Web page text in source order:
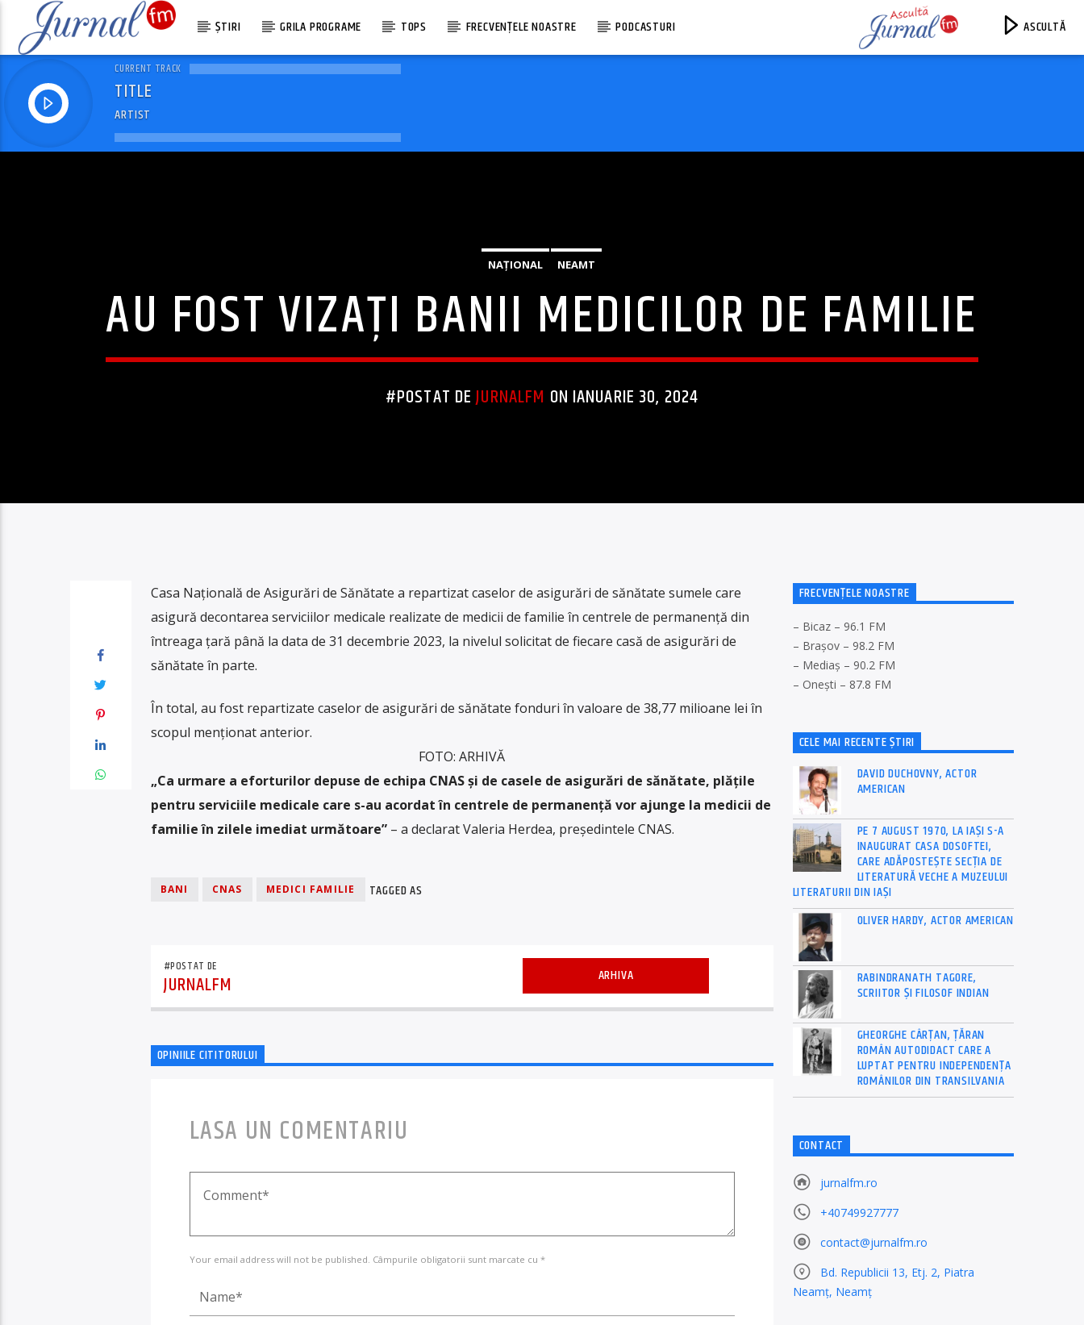
ȘTIRI GRILA PROGRAME TOPS FRECVENȚELE NOASTRE PODCASTURI ASCULTĂ
CURRENT TRACK
TITLE
ARTIST
NAȚIONAL NEAMT
AU FOST VIZAȚI BANII MEDICILOR DE FAMILIE
#POSTAT DEJURNALFM ON IANUARIE 30, 2024
Casa Națională de Asigurări de Sănătate a repartizat caselor de asigurări de sănătate sumele care
asigură decontarea serviciilor medicale realizate de medicii de familie în centrele de permanență din
întreaga țară până la data de 31 decembrie 2023, la nivelul solicitat de fiecare casă de asigurări de
sănătate în parte.
În total, au fost repartizate caselor de asigurări de sănătate fonduri în valoare de 38,77 milioane lei în
scopul menționat anterior.
FOTO: ARHIVĂ
„Ca urmare a eforturilor depuse de echipa CNAS și de casele de asigurări de sănătate, plățile
pentru serviciile medicale care s-au acordat în centrele de permanență vor ajunge la medicii de
familie în zilele imediat următoare” – a declarat Valeria Herdea, președintele CNAS.
TAGGED AS
BANI CNAS MEDICI FAMILIE
#POSTAT DE
JURNALFM ARHIVA
OPINIILE CITITORULUI
LASA UN COMENTARIU
Your email address will not be published. Câmpurile obligatorii sunt marcate cu *
FRECVENȚELE NOASTRE
– Bicaz – 96.1 FM
– Brașov – 98.2 FM
– Mediaș – 90.2 FM
– Onești – 87.8 FM
CELE MAI RECENTE ȘTIRI
DAVID DUCHOVNY, ACTOR
AMERICAN
PE 7 AUGUST 1970, LA IAŞI S-A
INAUGURAT CASA DOSOFTEI,
CARE ADĂPOSTEŞTE SECŢIA DE
LITERATURĂ VECHE A MUZEULUI
LITERATURII DIN IAŞI
OLIVER HARDY, ACTOR AMERICAN
RABINDRANATH TAGORE,
SCRIITOR ȘI FILOSOF INDIAN
GHEORGHE CÂRȚAN, ŢĂRAN
ROMÂN AUTODIDACT CARE A
LUPTAT PENTRU INDEPENDENȚA
ROMÂNILOR DIN TRANSILVANIA
CONTACT
jurnalfm.ro
+40749927777
contact@jurnalfm.ro
Bd. Republicii 13, Etj. 2, Piatra
Neamț, Neamț